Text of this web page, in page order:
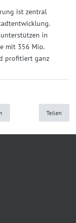
ist zentral
in
mit 356 Mio.
profitiert ganz
Teilen